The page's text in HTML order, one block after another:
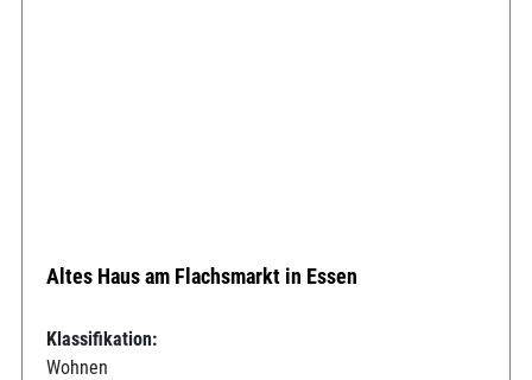
Altes Haus am Flachsmarkt in Essen
Klassifikation:
Wohnen